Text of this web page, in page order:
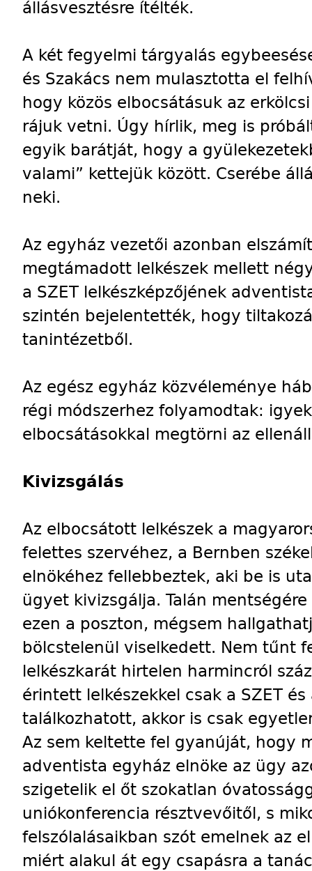
állásvesztésre ítélték.
A két fegyelmi tárgyalás
és Szakács nem mulasztotta el
hogy közös elbocsátásuk az
rájuk vetni. Úgy hírlik, meg is
egyik barátját, hogy a
valami” kettejük között. Cserébe
neki.
Az egyház vezetői azonban
megtámadott lelkészek mellett
a SZET lelkészképzőjének
szintén bejelentették, hogy
tanintézetből.
Az egész egyház közvéleménye
régi módszerhez folyamodtak:
elbocsátásokkal megtörni az
Kivizsgálás
Az elbocsátott lelkészek a
felettes szervéhez, a Bernben
elnökéhez fellebbeztek, aki be is
ügyet kivizsgálja. Talán
ezen a poszton, mégsem
bölcstelenül viselkedett. Nem tűnt
lelkészkarát hirtelen harmincról
érintett lelkészekkel csak a SZET
találkozhatott, akkor is csak
Az sem keltette fel gyanúját, hogy
adventista egyház elnöke az ügy
szigetelik el őt szokatlan
uniókonferencia résztvevőitől, s
felszólalásaikban szót emelnek az
miért alakul át egy csapásra a